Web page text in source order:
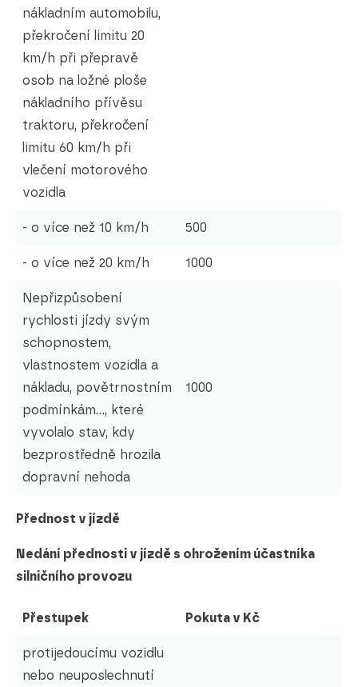
nákladním automobilu,
překročení limitu 20
km/h při přepravě
osob na ložné ploše
nákladního přívěsu
traktoru, překročení
limitu 60 km/h při
vlečení motorového
vozidla
- o více než 10 km/h 500
- o více než 20 km/h 1000
Nepřizpůsobení
rychlosti jízdy svým
schopnostem,
vlastnostem vozidla a
nákladu, povětrnostním
podmínkám..., které
vyvolalo stav, kdy
bezprostředně hrozila
dopravní nehoda
1000
Přednost v jízdě
Nedání přednosti v jízdě s ohrožením účastníka
silničního provozu
Přestupek Pokuta v Kč
protijedoucímu vozidlu
nebo neuposlechnutí